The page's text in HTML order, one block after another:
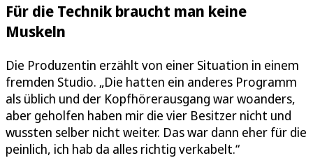
Für die Technik braucht man keine
Muskeln
Die Produzentin erzählt von einer Situation in einem
fremden Studio. „Die hatten ein anderes Programm
als üblich und der Kopfhörerausgang war woanders,
aber geholfen haben mir die vier Besitzer nicht und
wussten selber nicht weiter. Das war dann eher für die
peinlich, ich hab da alles richtig verkabelt.“